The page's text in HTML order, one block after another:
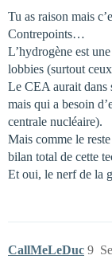
Tu as raison mais
Contrepoints…
L’hydrogène est
lobbies (surtout
Le CEA aurait dans
mais qui a besoin
centrale nucléaire).
Mais comme le
bilan total de cette
Et oui, le nerf de la
CallMeLeDuc 9